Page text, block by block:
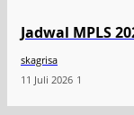
Jadwal MPLS
skagrisa
11 Juli 2026 1